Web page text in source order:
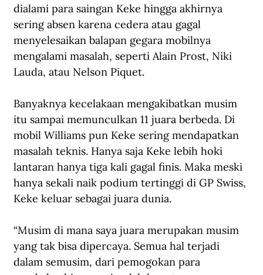
dialami para saingan Keke hingga akhirnya
sering absen karena cedera atau gagal
menyelesaikan balapan gegara mobilnya
mengalami masalah, seperti Alain Prost, Niki
Lauda, atau Nelson Piquet.
Banyaknya kecelakaan mengakibatkan musim
itu sampai memunculkan 11 juara berbeda. Di
mobil Williams pun Keke sering mendapatkan
masalah teknis. Hanya saja Keke lebih hoki
lantaran hanya tiga kali gagal finis. Maka meski
hanya sekali naik podium tertinggi di GP Swiss,
Keke keluar sebagai juara dunia.
“Musim di mana saya juara merupakan musim
yang tak bisa dipercaya. Semua hal terjadi
dalam semusim, dari pemogokan para